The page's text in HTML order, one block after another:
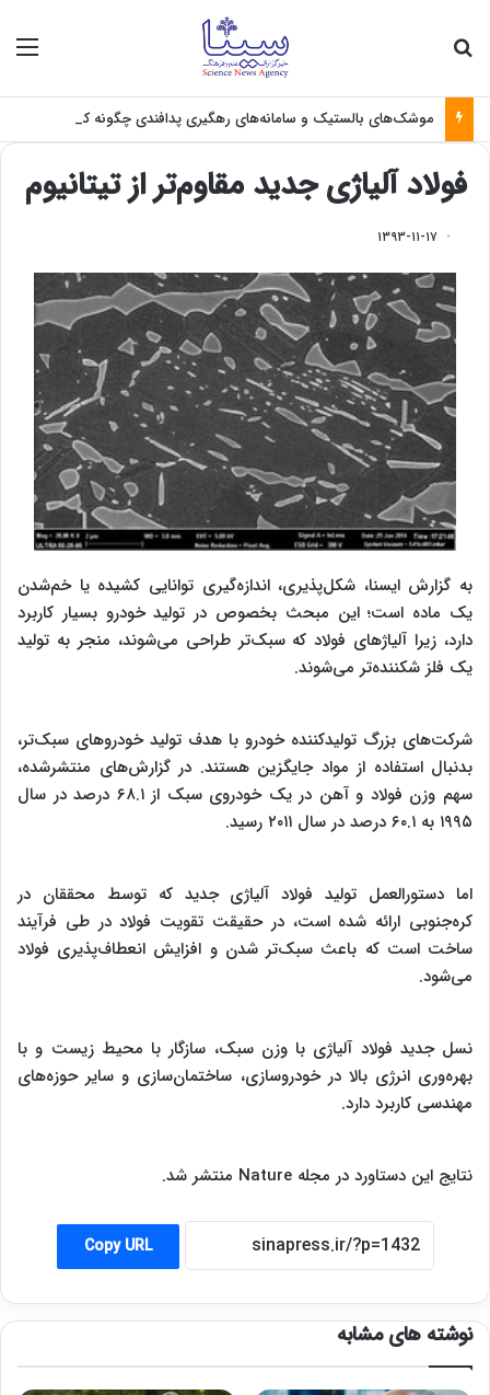
فولاد آلیاژی جدید مقاوم‌تر از تیتانیوم
۱۳۹۳-۱۱-۱۷
به گزارش ایسنا، شکل‌پذیری، اندازه‌گیری توانایی کشیده یا خم‌شدن
یک ماده است؛ این مبحث بخصوص در تولید خودرو بسیار کاربرد
دارد، زیرا آلیاژهای فولاد که سبک‌تر طراحی می‌شوند، منجر به تولید
یک فلز شکننده‌تر می‌شوند.
شرکت‌های بزرگ تولیدکننده خودرو با هدف تولید خودروهای سبک‌تر،
بدنبال استفاده از مواد جایگزین هستند. در گزارش‌های منتشرشده،
سهم وزن فولاد و آهن در یک خودروی سبک از ۶۸.۱ درصد در سال
۱۹۹۵ به ۶۰.۱ درصد در سال ۲۰۱۱ رسید.
اما دستورالعمل تولید فولاد آلیاژی جدید که توسط محققان در
کره‌جنوبی ارائه شده است، در حقیقت تقویت فولاد در طی فرآیند
ساخت است که باعث سبک‌تر شدن و افزایش انعطاف‌پذیری فولاد
می‌شود.
نسل جدید فولاد آلیاژی با وزن سبک، سازگار با محیط زیست و با
بهره‌وری انرژی بالا در خودروسازی، ساختمان‌سازی و سایر حوزه‌های
مهندسی کاربرد دارد.
نتایج این دستاورد در مجله Nature منتشر شد.
Copy URL
نوشته های مشابه